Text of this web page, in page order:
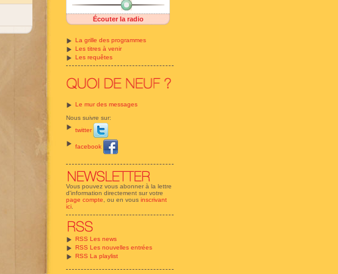
Écouter la radio
La grille des programmes
Les titres à venir
Les requêtes
Le mur des messages
Nous suivre sur:
twitter
facebook
Vous pouvez vous abonner à la lettre
d'information directement sur votre
page compte , ou en vous inscrivant
ici
RSS Les news
RSS Les nouvelles entrées
RSS La playlist